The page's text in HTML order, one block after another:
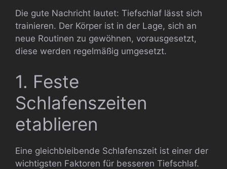
Die gute Nachricht lautet: Tiefschlaf lässt sich
trainieren. Der Körper ist in der Lage, sich an
neue Routinen zu gewöhnen, vorausgesetzt,
diese werden regelmäßig umgesetzt.
1. Feste
Schlafenszeiten
etablieren
Eine gleichbleibende Schlafenszeit ist einer der
wichtigsten Faktoren für besseren Tiefschlaf.